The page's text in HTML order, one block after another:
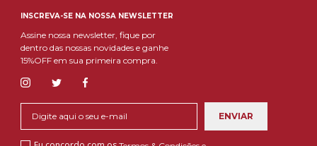
INSCREVA-SE NA NOSSA NEWSLETTER
Assine nossa newsletter, fique por
dentro das nossas novidades e ganhe
15%OFF em sua primeira compra.